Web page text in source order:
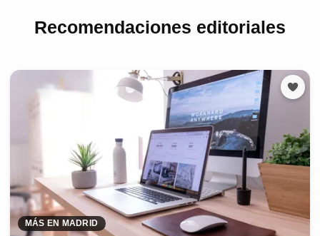
Recomendaciones editoriales
MÁS EN MADRID